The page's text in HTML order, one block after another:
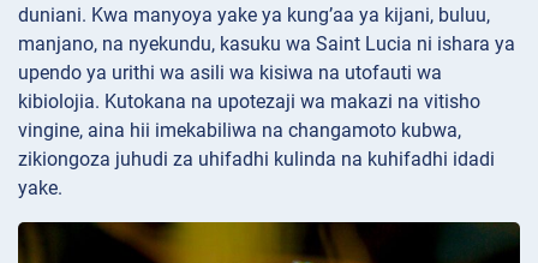
duniani. Kwa manyoya yake ya kung’aa ya kijani, buluu,
manjano, na nyekundu, kasuku wa Saint Lucia ni ishara ya
upendo ya urithi wa asili wa kisiwa na utofauti wa
kibiolojia. Kutokana na upotezaji wa makazi na vitisho
vingine, aina hii imekabiliwa na changamoto kubwa,
zikiongoza juhudi za uhifadhi kulinda na kuhifadhi idadi
yake.